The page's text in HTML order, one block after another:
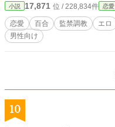
小説 17,871 位 / 228,834件 恋愛
恋愛 百合 監禁調教 エロ
男性向け
10